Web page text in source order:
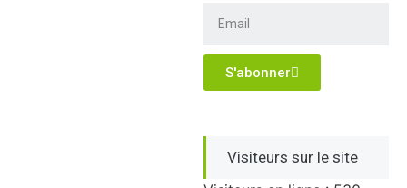
S'abonner
Visiteurs sur le site